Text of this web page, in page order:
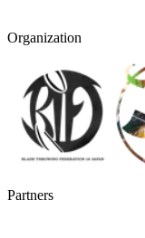
Organization
Partners